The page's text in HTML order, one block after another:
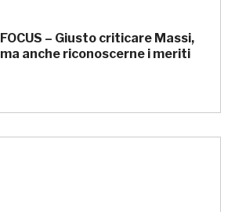
FOCUS – Giusto criticare Massi,
ma anche riconoscerne i meriti